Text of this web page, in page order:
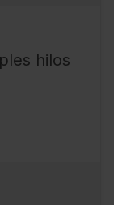
hilos